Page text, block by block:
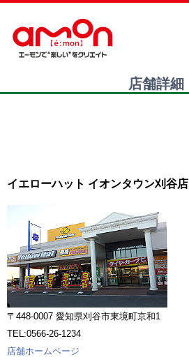
店舗詳細
イエローハット イオンタウン刈谷店
〒448-0007 愛知県刈谷市東境町京和1
TEL:0566-26-1234
店舗ホームページ